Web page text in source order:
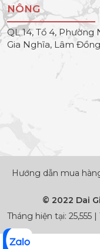
NÔNG
QL 14, Tổ 4, Phường
Gia Nghĩa, Lâm
Hướng dẫn mua
© 2022 Dai
Tháng hiện tại: 25,555